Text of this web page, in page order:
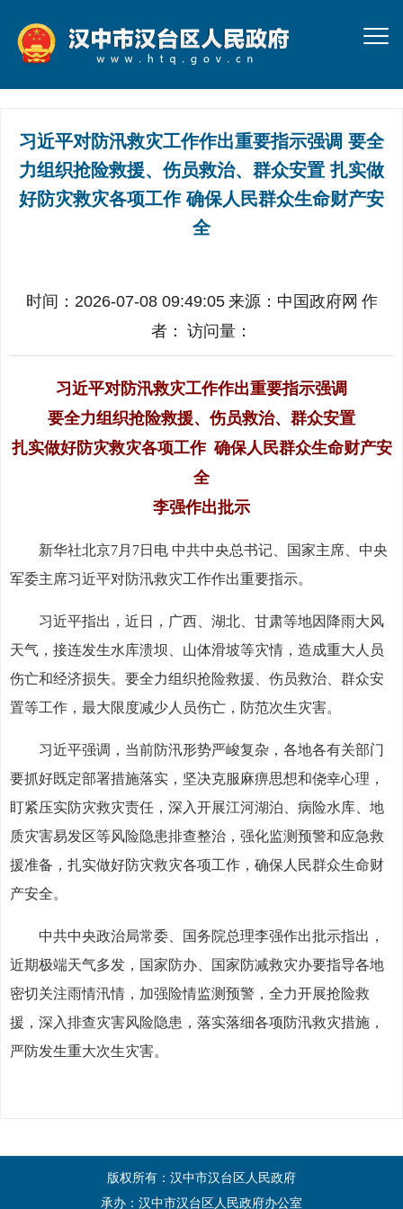
习近平对防汛救灾工作作出重要指示强调 要全
力组织抢险救援、伤员救治、群众安置 扎实做
好防灾救灾各项工作 确保人民群众生命财产安
全
时间：2026-07-08 09:49:05 来源： 中国政府网 作
者： 访问量：
习近平对防汛救灾工作作出重要指示强调
要全力组织抢险救援、伤员救治、群众安置
扎实做好防灾救灾各项工作 确保人民群众生命财产安
全
李强作出批示
新华社北京7月7日电 中共中央总书记、国家主席、中央
军委主席习近平对防汛救灾工作作出重要指示。
习近平指出，近日，广西、湖北、甘肃等地因降雨大风
天气，接连发生水库溃坝、山体滑坡等灾情，造成重大人员
伤亡和经济损失。要全力组织抢险救援、伤员救治、群众安
置等工作，最大限度减少人员伤亡，防范次生灾害。
习近平强调，当前防汛形势严峻复杂，各地各有关部门
要抓好既定部署措施落实，坚决克服麻痹思想和侥幸心理，
盯紧压实防灾救灾责任，深入开展江河湖泊、病险水库、地
质灾害易发区等风险隐患排查整治，强化监测预警和应急救
援准备，扎实做好防灾救灾各项工作，确保人民群众生命财
产安全。
中共中央政治局常委、国务院总理李强作出批示指出，
近期极端天气多发，国家防办、国家防减救灾办要指导各地
密切关注雨情汛情，加强险情监测预警，全力开展抢险救
援，深入排查灾害风险隐患，落实落细各项防汛救灾措施，
严防发生重大次生灾害。
版权所有：汉中市汉台区人民政府
承办：汉中市汉台区人民政府办公室